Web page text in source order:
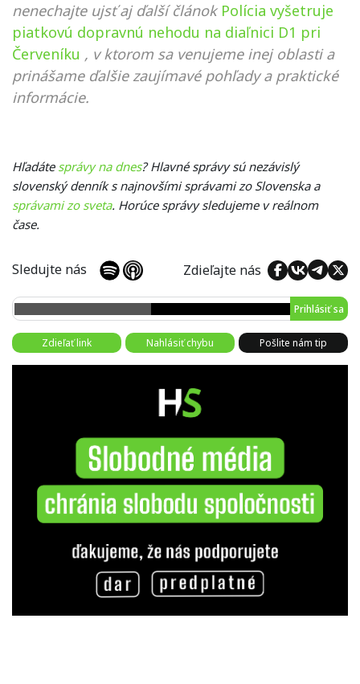
nenechajte ujsť aj ďalší článok Polícia vyšetruje
piatkovú dopravnú nehodu na diaľnici D1 pri
Červeníku , v ktorom sa venujeme inej oblasti a
prinášame ďalšie zaujímavé pohľady a praktické
informácie.
Hľadáte správy na dnes? Hlavné správy sú nezávislý
slovenský denník s najnovšími správami zo Slovenska a
správami zo sveta. Horúce správy sledujeme v reálnom
čase.
Sledujte nás Zdieľajte nás
Prihlásiť sa
Zdieľať link Nahlásiť chybu Pošlite nám tip